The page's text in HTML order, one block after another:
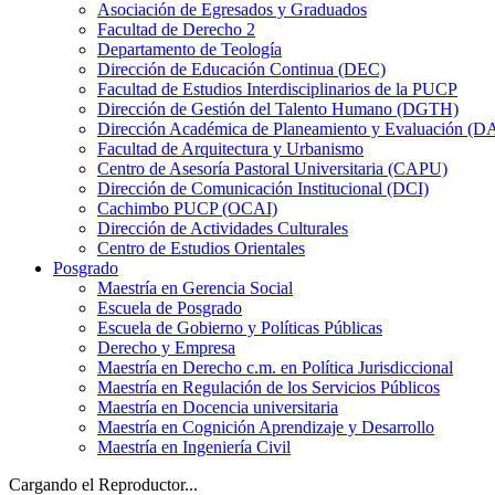
Asociación de Egresados y Graduados
Facultad de Derecho 2
Departamento de Teología
Dirección de Educación Continua (DEC)
Facultad de Estudios Interdisciplinarios de la PUCP
Dirección de Gestión del Talento Humano (DGTH)
Dirección Académica de Planeamiento y Evaluación
Facultad de Arquitectura y Urbanismo
Centro de Asesoría Pastoral Universitaria (CAPU)
Dirección de Comunicación Institucional (DCI)
Cachimbo PUCP (OCAI)
Dirección de Actividades Culturales
Centro de Estudios Orientales
Posgrado
Maestría en Gerencia Social
Escuela de Posgrado
Escuela de Gobierno y Políticas Públicas
Derecho y Empresa
Maestría en Derecho c.m. en Política Jurisdiccional
Maestría en Regulación de los Servicios Públicos
Maestría en Docencia universitaria
Maestría en Cognición Aprendizaje y Desarrollo
Maestría en Ingeniería Civil
Cargando el Reproductor...